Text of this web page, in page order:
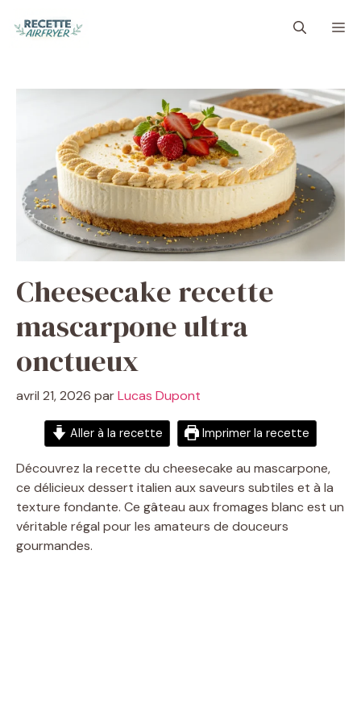
Cheesecake recette
mascarpone ultra
onctueux
avril 21, 2026 parLucas Dupont
Aller à la recette Imprimer la recette
Découvrez la recette du cheesecake au mascarpone,
ce délicieux dessert italien aux saveurs subtiles et à la
texture fondante. Ce gâteau aux fromages blanc est un
véritable régal pour les amateurs de douceurs
gourmandes.